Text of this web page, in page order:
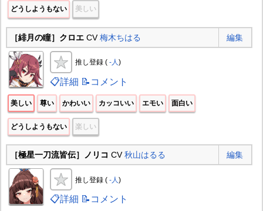
どうしようもない 美しい
［緋月の瞳］クロエCV梅木ちはる 編集
推し登録 ( -人)
📋詳細 📝コメント
美しい 尊い かわいい カッコいい エモい 面白い
どうしようもない 楽しい
［極星一刀流皆伝］ノリコ CV秋山はるる 編集
推し登録 ( -人 )
📋詳細 📝コメント